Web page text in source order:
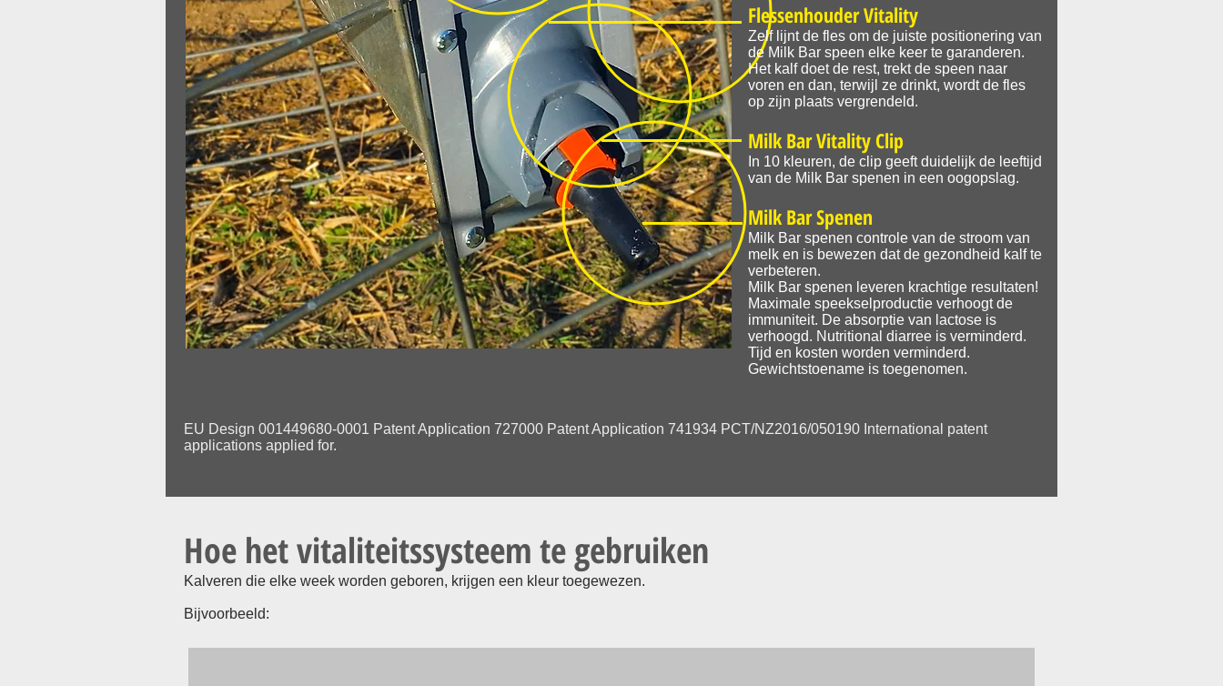
Flessenhouder Vitality
Zelf lijnt de fles om de juiste positionering van
de Milk Bar speen elke keer te garanderen.
Het kalf doet de rest, trekt de speen naar
voren en dan, terwijl ze drinkt, wordt de fles
op zijn plaats vergrendeld.
Milk Bar Vitality Clip
In 10 kleuren, de clip geeft duidelijk de leeftijd
van de Milk Bar spenen in een oogopslag.
Milk Bar Spenen
Milk Bar spenen controle van de stroom van
melk en is bewezen dat de gezondheid kalf te
verbeteren.
Milk Bar spenen leveren krachtige resultaten!
Maximale speekselproductie verhoogt de
immuniteit. De absorptie van lactose is
verhoogd. Nutritional diarree is verminderd.
Tijd en kosten worden verminderd.
Gewichtstoename is toegenomen.
EU Design 001449680-0001 Patent Application 727000 Patent Application 741934 PCT/NZ2016/050190 International patent
applications applied for.
Hoe het vitaliteitssysteem te gebruiken
Kalveren die elke week worden geboren, krijgen een kleur toegewezen.
Bijvoorbeeld: